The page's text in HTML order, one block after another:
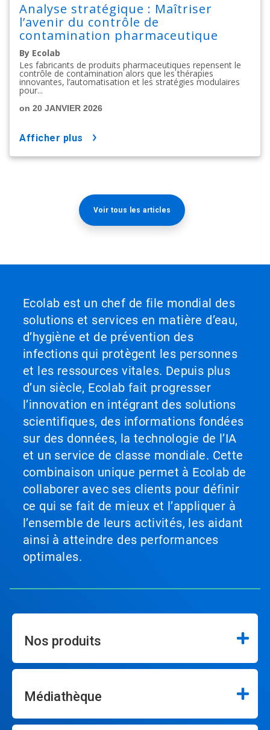
Analyse stratégique : Maîtriser
l’avenir du contrôle de
contamination pharmaceutique
By Ecolab
Les fabricants de produits pharmaceutiques repensent le
contrôle de contamination alors que les thérapies
innovantes, l’automatisation et les stratégies modulaires
pour...
on 20 JANVIER 2026
afficher plus
Voir tous les articles
Ecolab est un chef de file mondial des
solutions et services en matière d’eau,
d’hygiène et de prévention des
infections qui protègent les personnes
et les ressources vitales. Depuis plus
d’un siècle, Ecolab fait progresser
l’innovation en intégrant des solutions
scientifiques, des informations fondées
sur des données, la technologie de l’IA
et un service de classe mondiale. Cette
combinaison unique permet à Ecolab de
collaborer avec ses clients pour définir
ce qui se fait de mieux et l’appliquer à
l’ensemble de leurs activités, les aidant
ainsi à atteindre des performances
optimales.
Nos produits
Médiathèque